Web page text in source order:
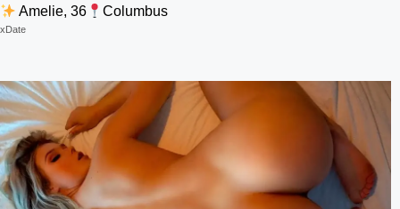
Amelie, 36 Columbus
xDate